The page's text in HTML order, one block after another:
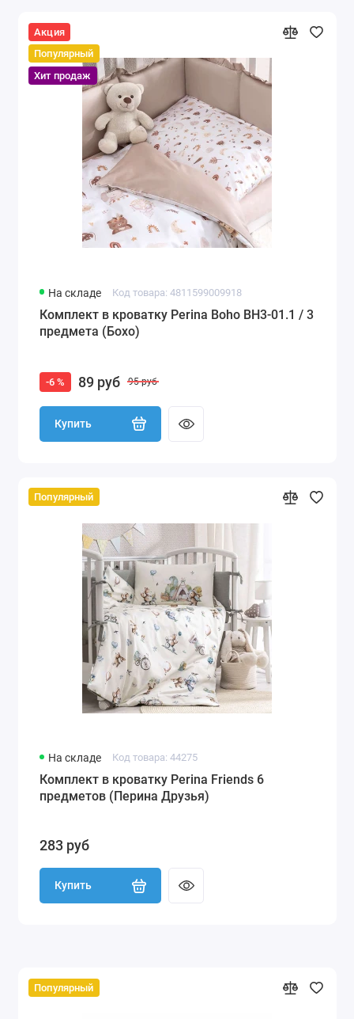
Акция
Популярный
Хит продаж
На складе Код товара: 4811599009918
Комплект в кроватку Perina Boho BH3-01.1 / 3
предмета (Бохо)
-6 % 89 руб 95 руб
Купить
Популярный
На складе Код товара: 44275
Комплект в кроватку Perina Friends 6
предметов (Перина Друзья)
283 руб
Купить
Популярный